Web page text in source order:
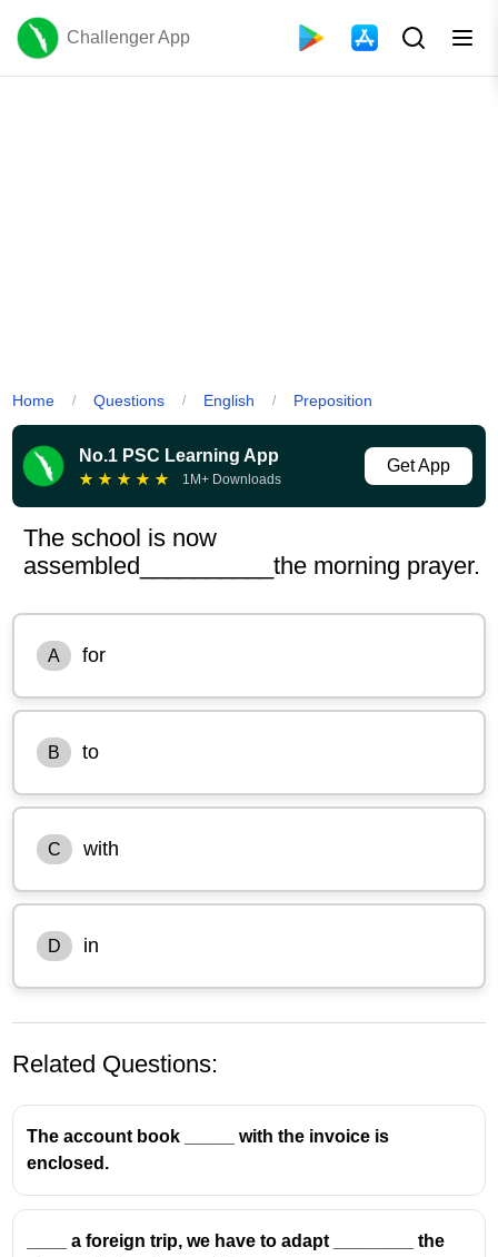
Challenger App
Home / Questions / English / Preposition
No.1 PSC Learning App
★ ★ ★ ★ ★ 1M+ Downloads
Get App
The school is now
assembled__________the morning prayer.
A for
B to
C with
D in
forഎന്ന preposition ഒരു purpose(ഉദ്ദേശ്യം)
Related Questions:
The account book _____ with the invoice is
enclosed.
____ a foreign trip, we have to adapt ________ the